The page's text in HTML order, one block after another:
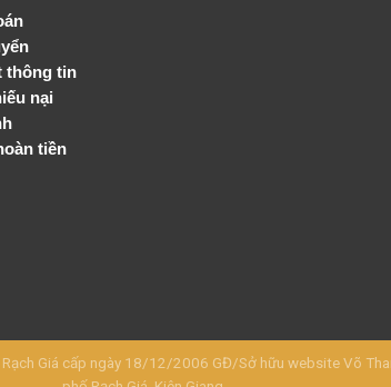
thông tin
nại
tiền
Giá cấp ngày 18/12/2006 GĐ/Sở hữu website Võ